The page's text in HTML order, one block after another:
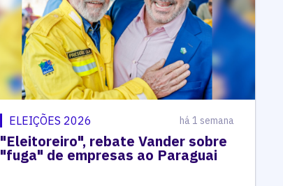
ELEIÇÕES 2026 há 1 semana
"Eleitoreiro", rebate Vander sobre
"fuga" de empresas ao Paraguai